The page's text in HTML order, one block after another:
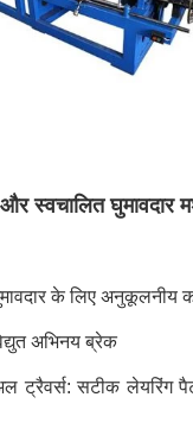
और स्वचालित घुमावदार
के लिए अनुकूलनीय
अभिनय ब्रेक
ट्रैवर्स: सटीक लेयरिंग